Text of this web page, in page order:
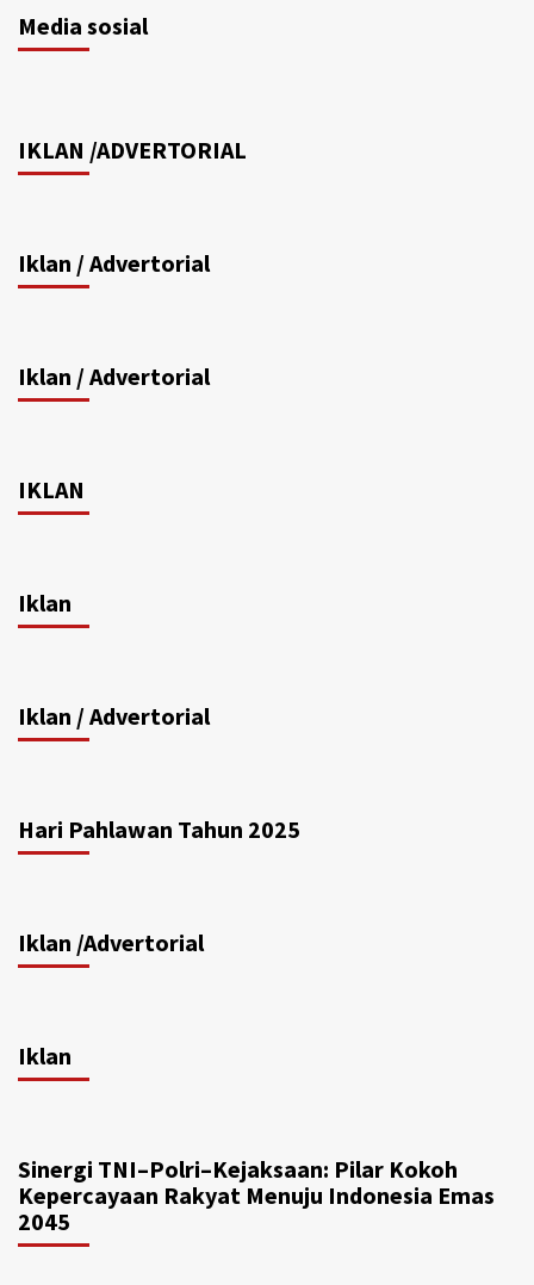
Media sosial
IKLAN /ADVERTORIAL
Iklan / Advertorial
Iklan / Advertorial
IKLAN
Iklan
Iklan / Advertorial
Hari Pahlawan Tahun 2025
Iklan /Advertorial
Iklan
Sinergi TNI–Polri–Kejaksaan: Pilar Kokoh
Kepercayaan Rakyat Menuju Indonesia Emas
2045